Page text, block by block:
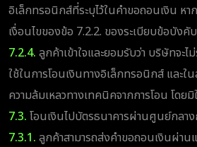
อิเล็กทรอนิกส์ที่ระบุไว้ในคำขอถอนเงิน หา
เงื่อนไขของข้อ 7.2.2. ของระเบียบข้อบังคั
7.2.4. ลูกค้าเข้าใจและยอมรับว่า บริษัทจะไ
ใช้ในการโอนเงินทางอิเล็กทรอนิกส์ และใ
ความล้มเหลวทางเทคนิคจากการโอน โด
7.3. โอนเงินไปบัตรธนาคารผ่านศูนย์กลา
7.3.1. ลูกค้าสามารถส่งคำขอถอนเงินผ่าน